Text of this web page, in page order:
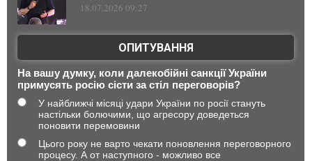
18.07.2026 09:27
ОПИТУВАННЯ
На вашу думку, коли далекобійні санкції України
примусять росію сісти за стіл переговорів?
У найближчі місяці удари України по росії стануть
настільки болючими, що агресору доведеться
поновити перемовини
Цього року не варто чекати поновлення переговорного
процесу. А от наступного - можливо все